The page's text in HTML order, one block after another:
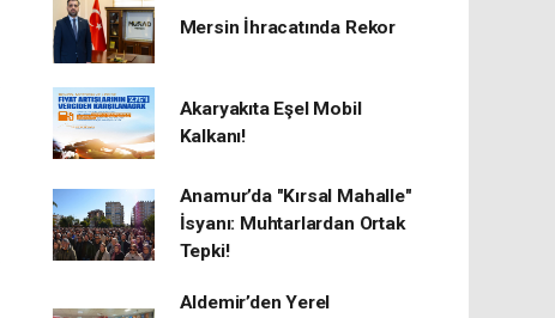
Mersin İhracatında Rekor
​Akaryakıta Eşel Mobil
Kalkanı!
Anamur’da "Kırsal Mahalle"
İsyanı: Muhtarlardan Ortak
Tepki!
Aldemir’den Yerel